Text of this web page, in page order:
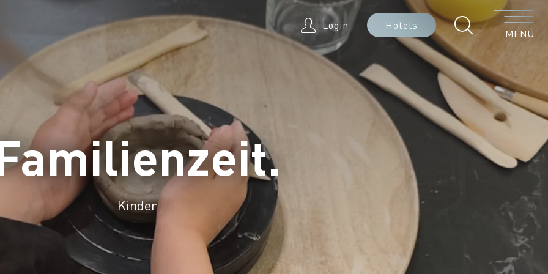
Login Hotels
Menü
MENÜ
Kinder